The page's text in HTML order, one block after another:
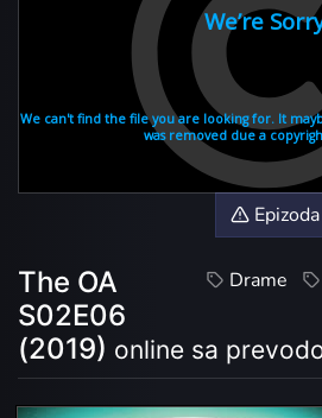
Drame
The OA
S02E06
(2019) online sa